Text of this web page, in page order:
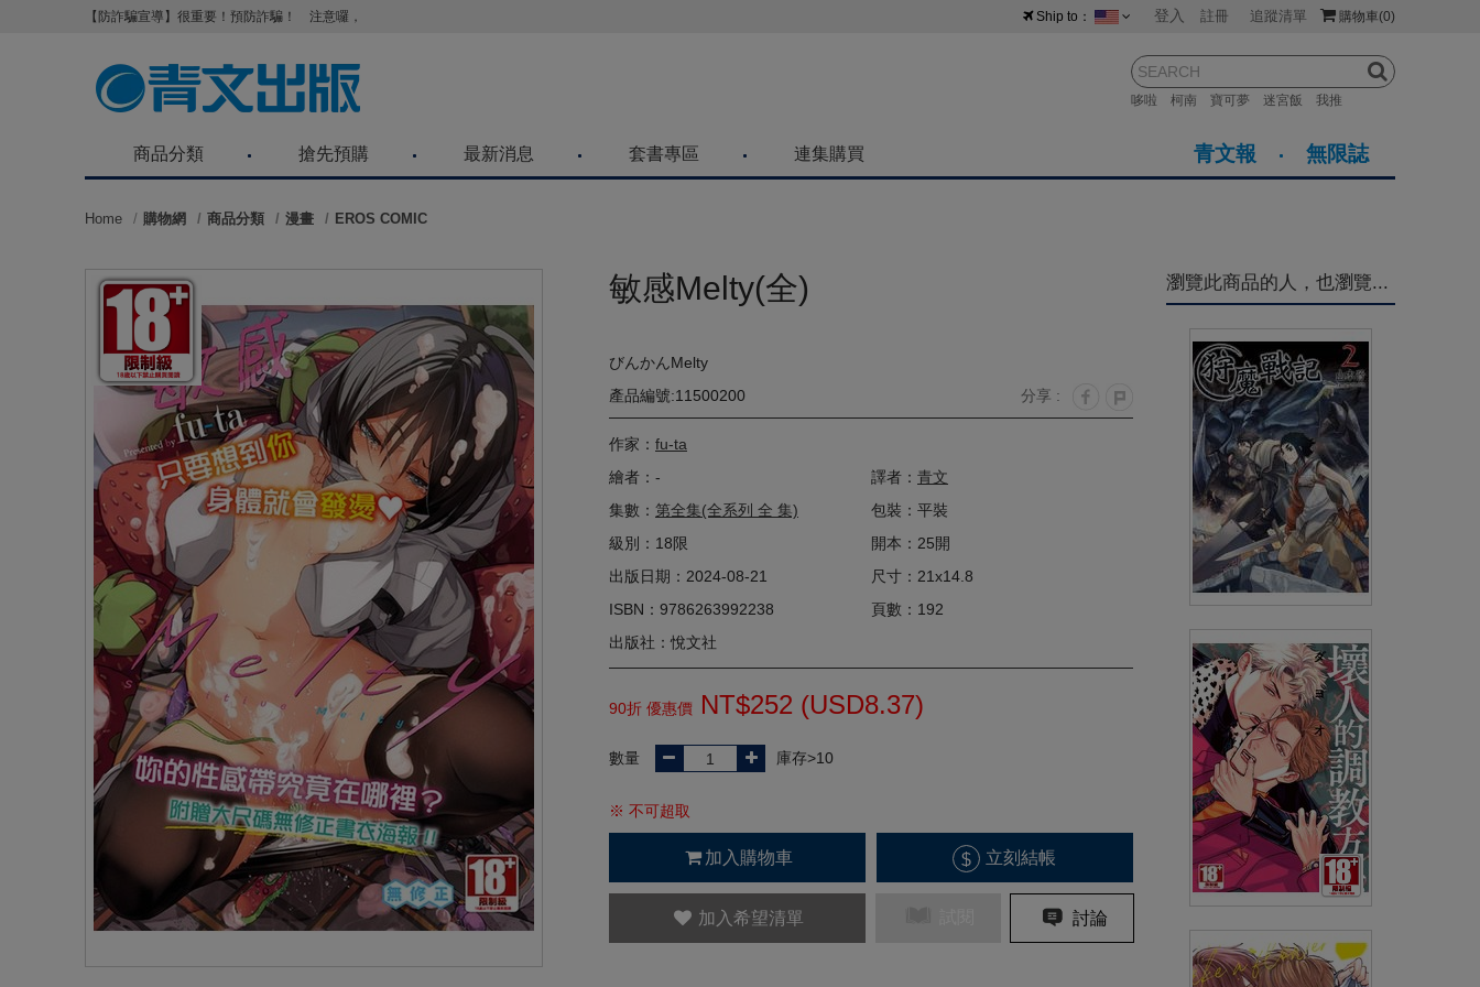
購物車(0)
登入 註冊 追蹤清單
哆啦 柯南 寶可夢 迷宮飯 我推
Ship to：
紐西蘭 馬來西亞
菲律賓
【防詐騙宣導】很重要！預防詐騙！ 注意囉，不要被騙了！請各位喜歡青文購物網的朋友們，提高警覺！
商品分類 搶先預購 最新消息 套書專區 連集購買 青文報 無限誌
Home 購物網 商品分類 漫畫 EROS COMIC
敏感Melty(全)
びんかんMelty
產品編號:11500200
分享 :
作家： fu-ta
繪者：-
譯者： 青文
集數： 第全集(全系列 全 集)
包裝：平裝
級別：18限
開本：25開
出版日期：2024-08-21
尺寸：21x14.8
ISBN：9786263992238
頁數：192
出版社：悅文社
90折 優惠價 NT$252 (USD8.37)
數量 庫存>10
※ 不可超取
加入購物車 $ 立刻結帳
加入希望清單 討論
瀏覽此商品的人，也瀏覽...
NT$140 90折 NT$126 (USD4.18)
壞人的調教方法(全)